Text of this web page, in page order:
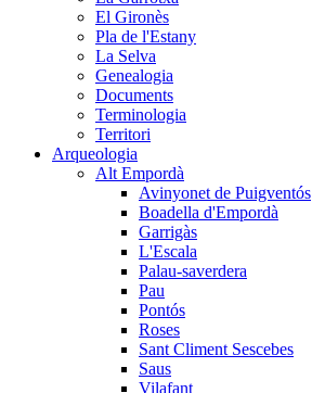
El Gironès
Pla de l'Estany
La Selva
Genealogia
Documents
Terminologia
Territori
Arqueologia
Alt Empordà
Avinyonet de Puigventós
Boadella d'Empordà
Garrigàs
L'Escala
Palau-saverdera
Pau
Pontós
Roses
Sant Climent Sescebes
Saus
Vilafant